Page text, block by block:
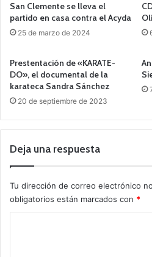
San Clemente se lleva el
partido en casa contra el Acyda
25 de marzo de 2024
Prestentación de «KARATE-
DO», el documental de la
karateca Sandra Sánchez
20 de septiembre de 2023
Deja una respuesta
Tu dirección de correo electrónico
obligatorios están marcados con *